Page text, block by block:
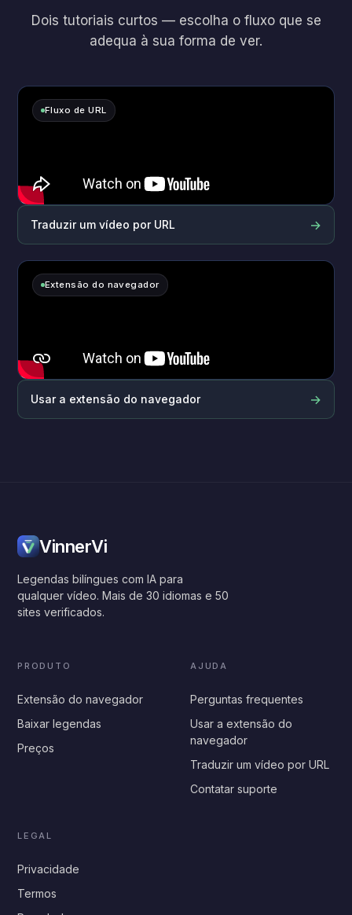
Dois tutoriais curtos — escolha o fluxo que se
adequa à sua forma de ver.
Fluxo de URL
Traduzir um vídeo por URL →
Extensão do navegador
Usar a extensão do navegador →
VinnerVi
Legendas bilíngues com IA para
qualquer vídeo. Mais de 30 idiomas e 50
sites verificados.
PRODUTO
Extensão do navegador
Baixar legendas
Preços
AJUDA
Perguntas frequentes
Usar a extensão do
navegador
Traduzir um vídeo por URL
Contatar suporte
LEGAL
Privacidade
Termos